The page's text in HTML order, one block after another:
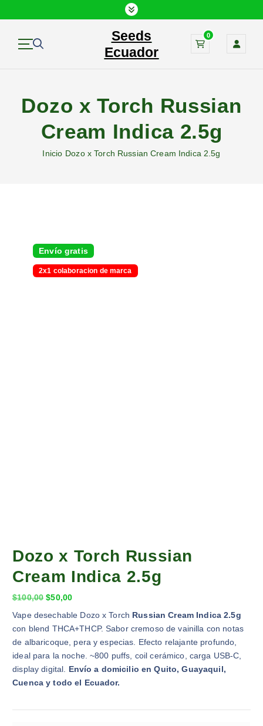
a
Seeds
Ecuador
0
Dozo x Torch Russian
Cream Indica 2.5g
Inicio Dozo x Torch Russian Cream Indica 2.5g
Envío gratis
2x1 colaboracion de marca
Dozo x Torch Russian
Cream Indica 2.5g
$100,00 $50,00
Vape desechable Dozo x Torch Russian Cream Indica 2.5g
con blend THCA+THCP. Sabor cremoso de vainilla con notas
de albaricoque, pera y especias. Efecto relajante profundo,
ideal para la noche. ~800 puffs, coil cerámico, carga USB-C,
display digital. Envío a domicilio en Quito, Guayaquil,
Cuenca y todo el Ecuador.